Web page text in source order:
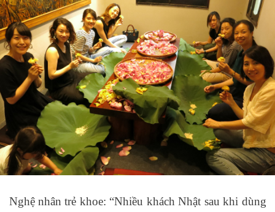
Nghệ nhân trẻ khoe: “Nhiều khách Nhật sau khi dùng